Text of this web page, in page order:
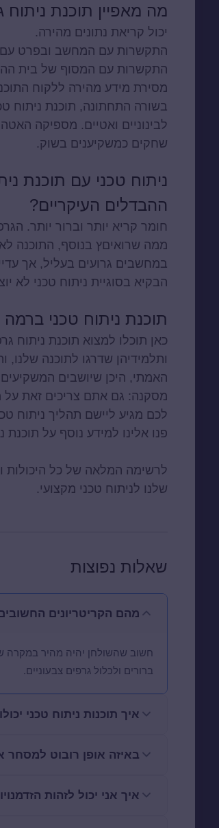
מה מאפיין תוכנת
יכול קריאת נתונים מהירה.
התקשרות עם המחשב ובפרט עם
התקשרות עם המסוף של בית
מסירת מידע מהירה ללקוח
בשורה התחתונה, תוכנת ניתוח
לבינוניים ואטיים. מספיקה
שחקים כמשקיענים בשוק.
ניתוח טכני עם תוכנת
ההבדלים העיקריים?
חומר קריא יותר וברור יותר.
ממה שרואיםץ בנוסף, התוכנה
במחשבים גרועים בעליל, אך
הבקיא בסוגיית ניתוח טכני לא
תוכנת ניתוח טכני
כאן תוכלו למצוא תוכנת ניתוח
ותלמידיהן שדרגו לתוכנה
האמתי, היכן שיושבים המשקיעים
מסקנה: גם אתם צריכים זאת על
לכם מגיע ליישם תהליך ניתוח
פנו אלינו למידע נוסף על
לרשימה המלאה של כל היכולות
שלנו לניתוח טכני מקצועי.
שאלות נפוצות
מהם הקריטריונים
חשוב שהשולחן יהיה מהיר במקרה
ברורים ולכלול גרפים צבעוניים.
איך תוכנות ניתוח טכני
באיזה אופן רובוט למסחר
איך אני יכול לזהות